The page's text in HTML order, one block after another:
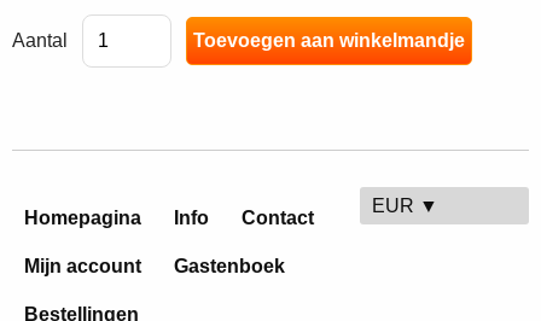
Aantal
Homepagina Info Contact
Mijn account Gastenboek
Bestellingen
EUR ▼